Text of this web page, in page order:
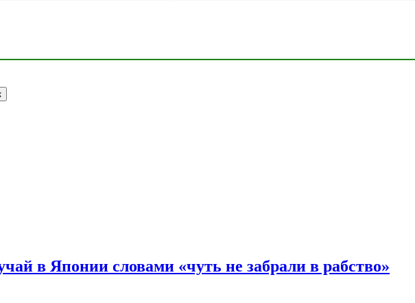
в Японии словами «чуть не забрали в рабство»